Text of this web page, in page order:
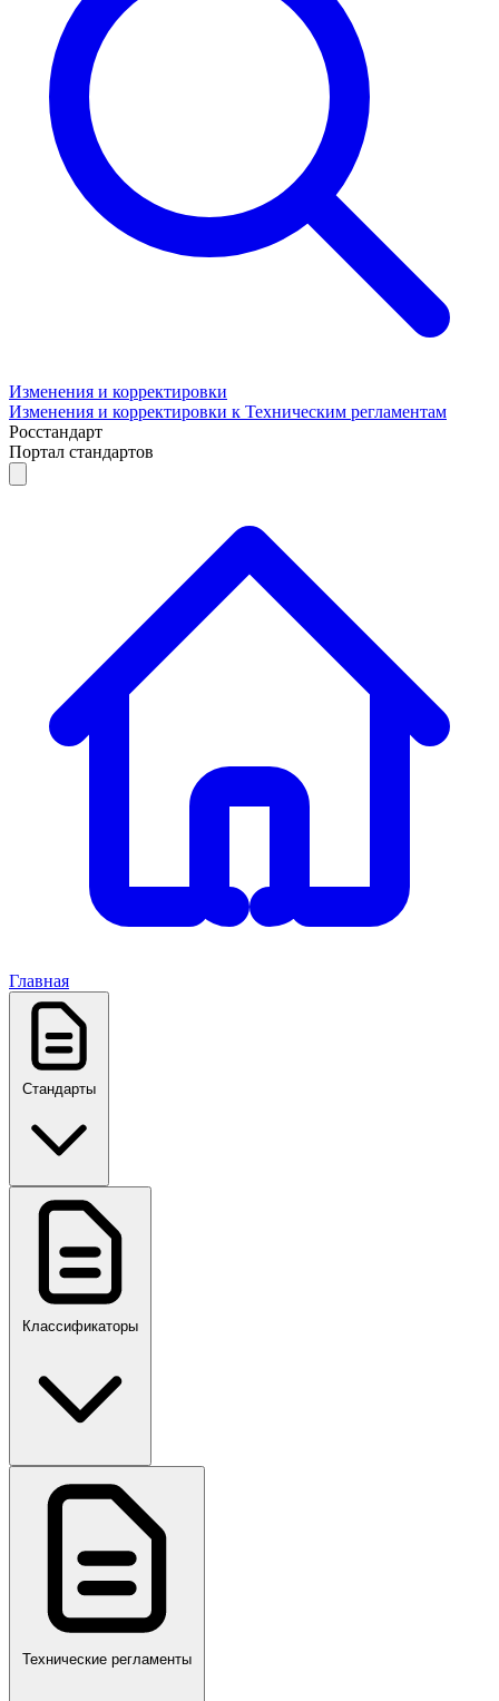
Изменения и корректировки
Изменения и корректировки к Техническим регламентам
Росстандарт
Портал стандартов
Главная
Стандарты
ГОСТ, ГОСТ Р, ПНСТ
ПР,Р,ПМГ,РМГ
Классификаторы
Технические регламенты